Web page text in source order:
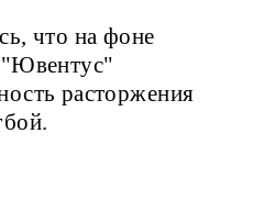
что на фоне
"Ювентус"
расторжения